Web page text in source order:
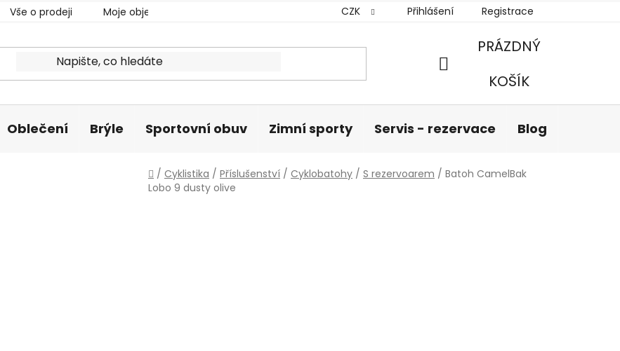
Vše o prodeji Moje objednávka CZK Přihlášení Registrace
NÁKUPNÍ
PRÁZDNÝ
KOŠÍK
Oblečení Brýle Sportovní obuv Zimní sporty Servis - rezervace Blog
Domů
/ Cyklistika / Příslušenství / Cyklobatohy / S rezervoarem / Batoh CamelBak
Lobo 9 dusty olive